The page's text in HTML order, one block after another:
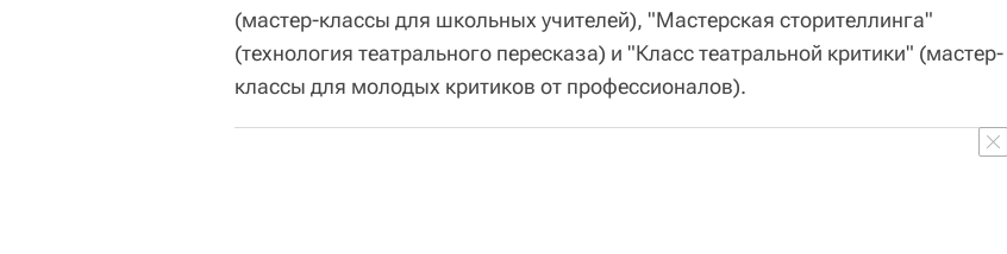
(мастер-классы для школьных учителей), "Мастерская сторителлинга"
(технология театрального пересказа) и "Класс театральной критики" (мастер-
классы для молодых критиков от профессионалов).